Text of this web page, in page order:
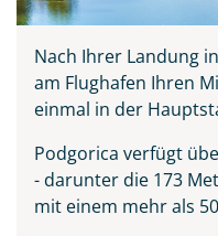
Nach Ihrer Landung
am Flughafen Ihren
einmal in der
Podgorica verfügt
- darunter die 173
mit einem mehr als